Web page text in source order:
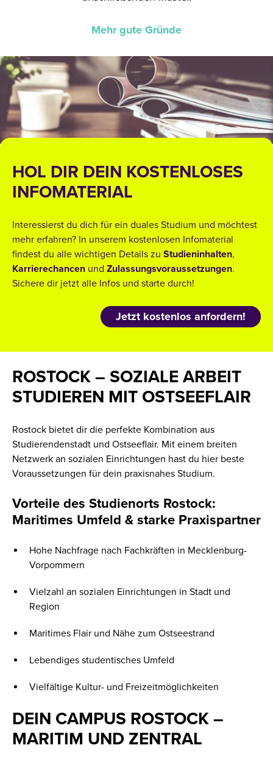
Mehr gute Gründe
HOL DIR DEIN KOSTENLOSES
INFOMATERIAL
Interessierst du dich für ein duales Studium und möchtest
mehr erfahren? In unserem kostenlosen Infomaterial
findest du alle wichtigen Details zu Studieninhalten,
Karrierechancen und Zulassungsvoraussetzungen.
Sichere dir jetzt alle Infos und starte durch!
Jetzt kostenlos anfordern!
ROSTOCK – SOZIALE ARBEIT
STUDIEREN MIT OSTSEEFLAIR
Rostock bietet dir die perfekte Kombination aus
Studierendenstadt und Ostseeflair. Mit einem breiten
Netzwerk an sozialen Einrichtungen hast du hier beste
Voraussetzungen für dein praxisnahes Studium.
Vorteile des Studienorts Rostock:
Maritimes Umfeld & starke Praxispartner
Hohe Nachfrage nach Fachkräften in Mecklenburg-
Vorpommern
Vielzahl an sozialen Einrichtungen in Stadt und
Region
Maritimes Flair und Nähe zum Ostseestrand
Lebendiges studentisches Umfeld
Vielfältige Kultur- und Freizeitmöglichkeiten
DEIN CAMPUS ROSTOCK –
MARITIM UND ZENTRAL